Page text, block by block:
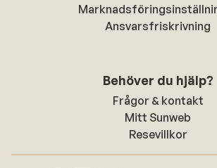
Ansvarsfriskrivning
Behöver du hjälp?
Frågor & kontakt
Mitt Sunweb
Resevillkor